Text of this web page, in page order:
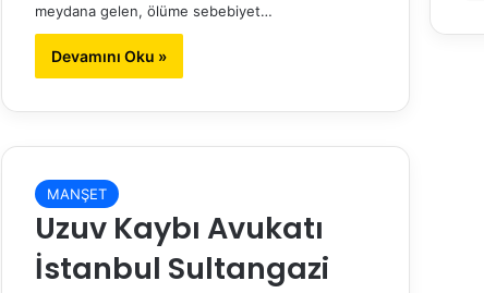
meydana gelen, ölüme sebebiyet…
Devamını Oku »
MANŞET
Uzuv Kaybı Avukatı
İstanbul Sultangazi